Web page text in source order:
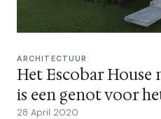
ARCHITECTUUR
Het Escobar House
is een genot voor
28 April 2020